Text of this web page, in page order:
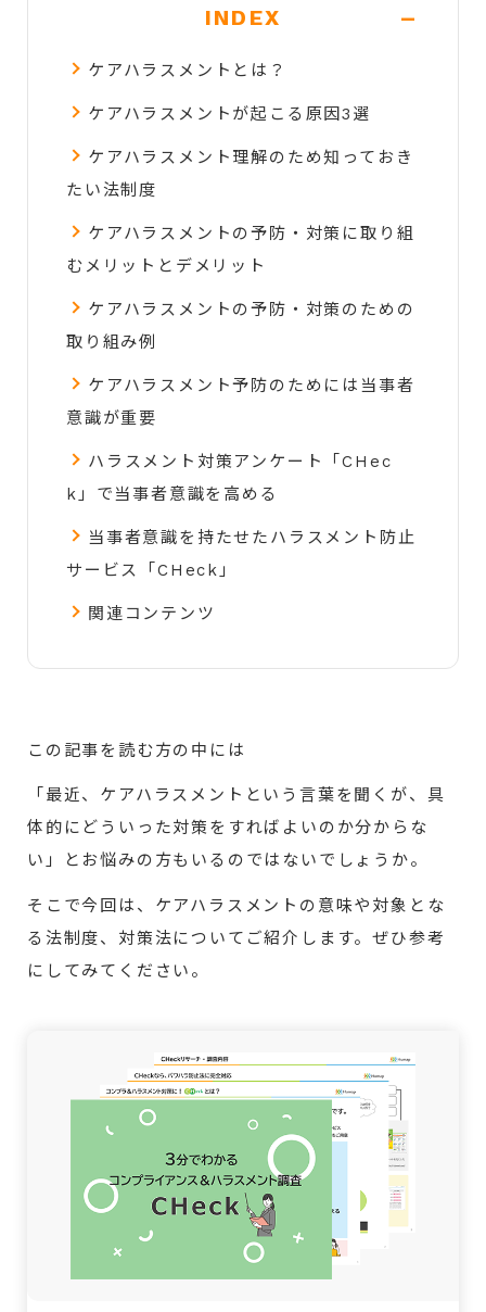
INDEX -
ケアハラスメントとは？
ケアハラスメントが起こる原因3選
ケアハラスメント理解のため知っておき
たい法制度
ケアハラスメントの予防・対策に取り組
むメリットとデメリット
ケアハラスメントの予防・対策のための
取り組み例
ケアハラスメント予防のためには当事者
意識が重要
ハラスメント対策アンケート「CHec
k」で当事者意識を高める
当事者意識を持たせたハラスメント防止
サービス「CHeck」
関連コンテンツ
この記事を読む方の中には
「最近、ケアハラスメントという言葉を聞くが、具
体的にどういった対策をすればよいのか分からな
い」とお悩みの方もいるのではないでしょうか。
そこで今回は、ケアハラスメントの意味や対象とな
る法制度、対策法についてご紹介します。ぜひ参考
にしてみてください。